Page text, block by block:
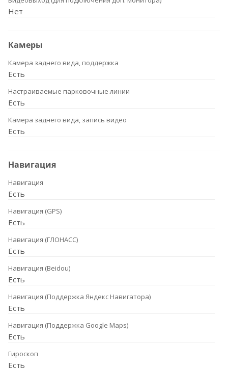
Нет
Камеры
Камера заднего вида, поддержка
Есть
Настраиваемые парковочные линии
Есть
Камера заднего вида, запись видео
Есть
Навигация
Навигация
Есть
Навигация (GPS)
Есть
Навигация (ГЛОНАСС)
Есть
Навигация (Beidou)
Есть
Навигация (Поддержка Яндекс Навигатора)
Есть
Навигация (Поддержка Google Maps)
Есть
Гироскоп
Есть